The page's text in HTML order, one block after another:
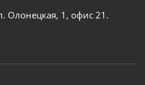
Олонецкая, 1, офис 21.